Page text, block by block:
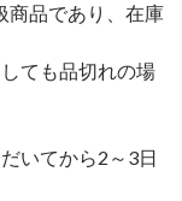
商品であり、在庫
ても品切れの場
いてから2～3日